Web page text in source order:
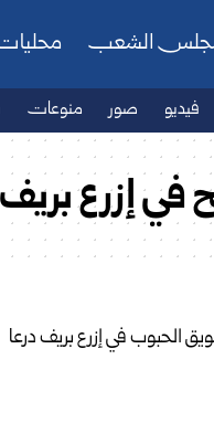
الشعب
فيديو صور منوعات
في إزرع